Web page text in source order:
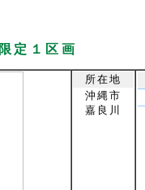
定１区画
所在地
沖縄市
嘉良川